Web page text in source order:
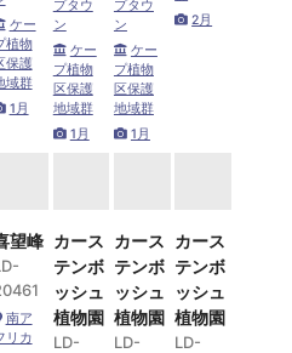
ケー
植物
保護
域群
1月
プタウ
ン
ケー
プ植物
区保護
地域群
1月
プタウ
ン
ケー
プ植物
区保護
地域群
1月
2月
望峰
南ア
リカ
カース
テンボ
ッシュ
植物園
LD-
カース
テンボ
ッシュ
植物園
LD-
カース
テンボ
ッシュ
植物園
LD-